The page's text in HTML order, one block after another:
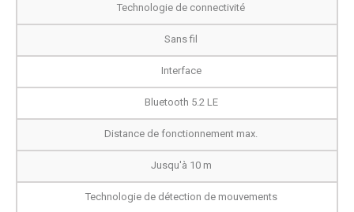
Technologie de connectivité
Sans fil
Interface
Bluetooth 5.2 LE
Distance de fonctionnement max.
Jusqu'à 10 m
Technologie de détection de mouvements